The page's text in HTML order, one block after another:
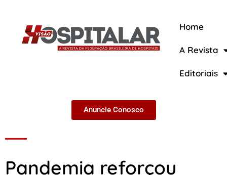
Home
A Revista
Editoriais
Anuncie Conosco
Pandemia reforçou